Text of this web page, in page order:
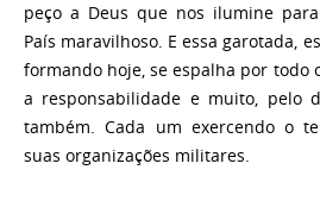
peço a Deus que nos ilumine
País maravilhoso. E essa garotada,
formando hoje, se espalha por todo
a responsabilidade e muito, pelo
também. Cada um exercendo o
suas organizações militares.